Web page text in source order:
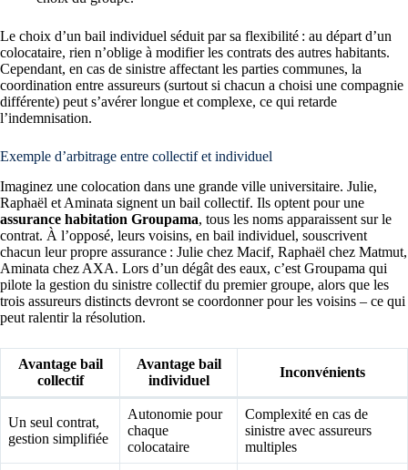
Le choix d’un bail individuel séduit par sa flexibilité : au départ d’un
colocataire, rien n’oblige à modifier les contrats des autres habitants.
Cependant, en cas de sinistre affectant les parties communes, la
coordination entre assureurs (surtout si chacun a choisi une compagnie
différente) peut s’avérer longue et complexe, ce qui retarde
l’indemnisation.
Exemple d’arbitrage entre collectif et individuel
Imaginez une colocation dans une grande ville universitaire. Julie,
Raphaël et Aminata signent un bail collectif. Ils optent pour une
assurance habitation Groupama, tous les noms apparaissent sur le
contrat. À l’opposé, leurs voisins, en bail individuel, souscrivent
chacun leur propre assurance : Julie chez Macif, Raphaël chez Matmut,
Aminata chez AXA. Lors d’un dégât des eaux, c’est Groupama qui
pilote la gestion du sinistre collectif du premier groupe, alors que les
trois assureurs distincts devront se coordonner pour les voisins – ce qui
peut ralentir la résolution.
Avantage bail
collectif
Avantage bail
individuel
Inconvénients
Un seul contrat,
gestion simplifiée
Autonomie pour
chaque
colocataire
Complexité en cas de
sinistre avec assureurs
multiples